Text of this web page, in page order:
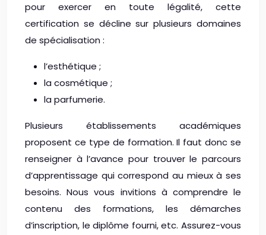
pour exercer en toute légalité, cette
certification se décline sur plusieurs domaines
de spécialisation :
l’esthétique ;
la cosmétique ;
la parfumerie.
Plusieurs établissements académiques
proposent ce type de formation. Il faut donc se
renseigner à l’avance pour trouver le parcours
d’apprentissage qui correspond au mieux à ses
besoins. Nous vous invitions à comprendre le
contenu des formations, les démarches
d’inscription, le diplôme fourni, etc. Assurez-vous